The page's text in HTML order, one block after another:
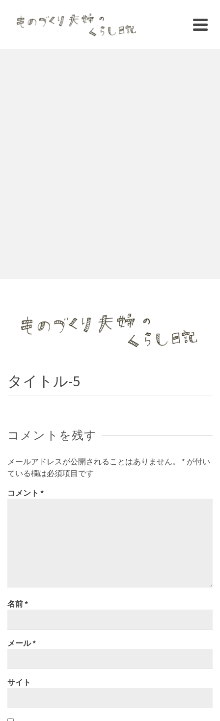
タイトル-5
コメントを残す
メールアドレスが公開されることはありません。 * が付い
ている欄は必須項目です
コメント *
名前*
メール*
サイト